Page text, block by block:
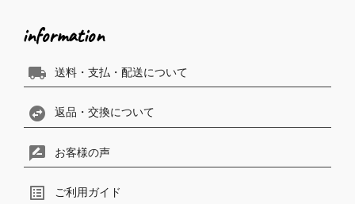
information
local_shipping 送料・支払・配送について
swap_horizontal_circle 返品・交換について
rate_review お客様の声
list_alt ご利用ガイド